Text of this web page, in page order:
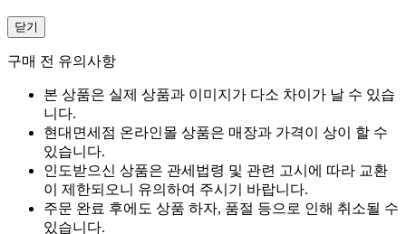
닫기
구매 전 유의사항
본 상품은 실제 상품과 이미지가 다소 차이가 날 수 있습
니다.
현대면세점 온라인몰 상품은 매장과 가격이 상이 할 수
있습니다.
인도받으신 상품은 관세법령 및 관련 고시에 따라 교환
이 제한되오니 유의하여 주시기 바랍니다.
주문 완료 후에도 상품 하자, 품절 등으로 인해 취소될 수
있습니다.